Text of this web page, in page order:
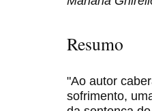
Resumo
"Ao autor
sofrimento,